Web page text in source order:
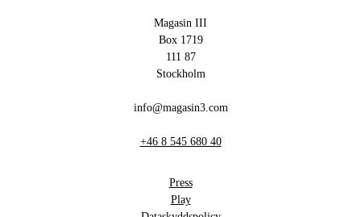
Magasin III
Box 1719
111 87
Stockholm
info@magasin3.com
+46 8 545 680 40
Press
Play